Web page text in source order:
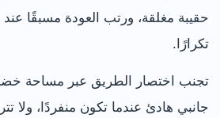
حقيبة مغلقة، ورتب العودة مسبقًا عند
تكرارًا.
تجنب اختصار الطريق عبر مساحة
جانبي هادئ عندما تكون منفردًا، ولا